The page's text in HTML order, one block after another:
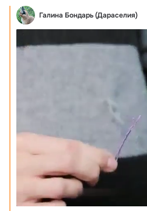
Галина Бондарь (Дараселия)